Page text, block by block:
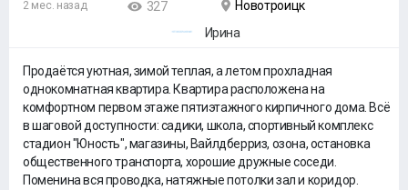
2 мес. назад 327
Новотроицк
Ирина
Продаётся уютная, зимой теплая, а летом прохладная
однокомнатная квартира. Квартира расположена на
комфортном первом этаже пятиэтажного кирпичного дома. Всё
в шаговой доступности: садики, школа, спортивный комплекс
стадион "Юность", магазины, Вайлдберриз, озона, остановка
общественного транспорта, хорошие дружные соседи.
Поменина вся проводка, натяжные потолки зал и коридор.